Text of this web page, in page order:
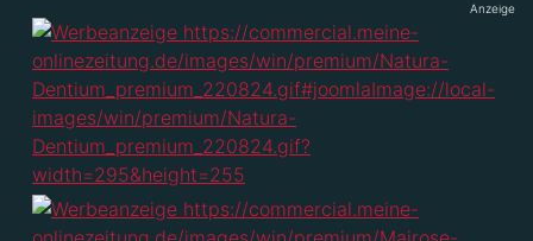
Anzeige